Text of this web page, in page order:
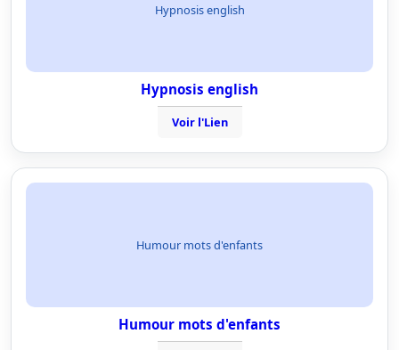
Hypnosis english
Hypnosis english
Voir l'Lien
Humour mots d'enfants
Humour mots d'enfants